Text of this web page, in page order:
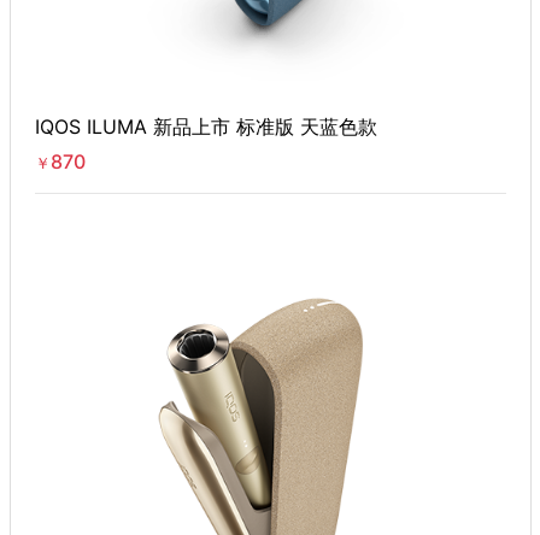
IQOS ILUMA 新品上市 标准版 天蓝色款
￥ 870